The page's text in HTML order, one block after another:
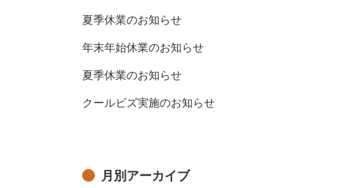
夏季休業のお知らせ
年末年始休業のお知らせ
夏季休業のお知らせ
クールビズ実施のお知らせ
月別アーカイブ